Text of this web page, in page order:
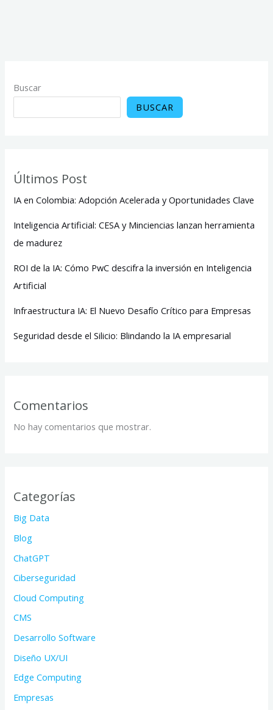
Buscar
BUSCAR
Últimos Post
IA en Colombia: Adopción Acelerada y Oportunidades Clave
Inteligencia Artificial: CESA y Minciencias lanzan herramienta
de madurez
ROI de la IA: Cómo PwC descifra la inversión en Inteligencia
Artificial
Infraestructura IA: El Nuevo Desafío Crítico para Empresas
Seguridad desde el Silicio: Blindando la IA empresarial
Comentarios
No hay comentarios que mostrar.
Categorías
Big Data
Blog
ChatGPT
Ciberseguridad
Cloud Computing
CMS
Desarrollo Software
Diseño UX/UI
Edge Computing
Empresas